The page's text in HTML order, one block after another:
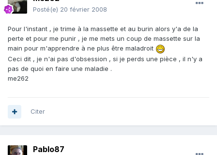
Posté(e) 20 février 2008
Pour l'instant , je trime à la massette et au burin alors y'a de la
perte et pour me punir , je me mets un coup de massette sur la
main pour m'apprendre à ne plus être maladroit
Ceci dit , je n'ai pas d'obsession , si je perds une pièce , il n'y a
pas de quoi en faire une maladie .
me262
Citer
Pablo87